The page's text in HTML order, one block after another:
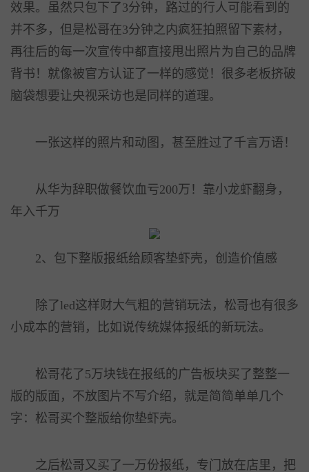
效果。虽然只包下了3分钟，路过的行人可能看到的
并不多，但是松哥在3分钟之内疯狂拍照留下素材，
再往后的每一次宣传中都直接甩出照片为自己的品牌
背书！就像被官方认证了一样的感觉！很多老板挤破
脑袋想要让央视采访也是同样的道理。
一张这样的照片和动图，甚至胜过了千言万语！
从华为辞职做餐饮血亏200万！靠小龙虾翻身，
年入千万
2、包下整版报纸给顾客垫虾壳，创造价值感
除了led这样财大气粗的营销玩法，松哥也有很多
小成本的营销，比如说传统媒体报纸的新玩法。
松哥花了5万块钱在报纸的广告板块买了整整一
版的版面，不放图片不写介绍，就是简简单单几个
字：松哥买个整版给你垫虾壳。
之后松哥又买了一万份报纸，专门放在店里，把